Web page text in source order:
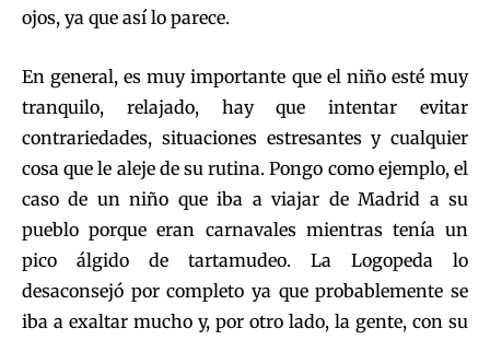
ojos, ya que así lo parece.
En general, es muy importante que el niño esté muy
tranquilo, relajado, hay que intentar evitar
contrariedades, situaciones estresantes y cualquier
cosa que le aleje de su rutina. Pongo como ejemplo, el
caso de un niño que iba a viajar de Madrid a su
pueblo porque eran carnavales mientras tenía un
pico álgido de tartamudeo. La Logopeda lo
desaconsejó por completo ya que probablemente se
iba a exaltar mucho y, por otro lado, la gente, con su